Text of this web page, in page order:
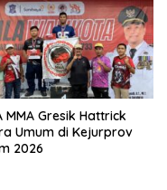
MMA Gresik Hattrick
Umum di Kejurprov
2026